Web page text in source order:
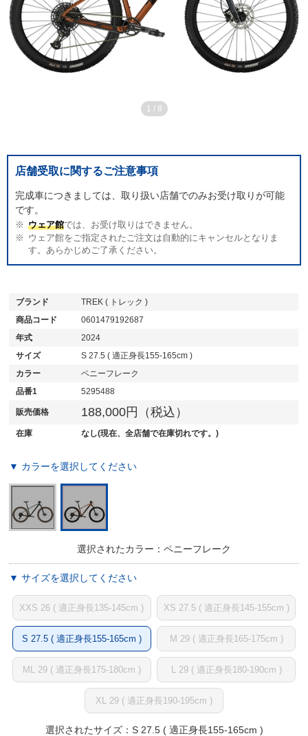
1 / 8
店舗受取に関するご注意事項
完成車につきましては、取り扱い店舗でのみお受け取りが可能
です。
ウェア館では、お受け取りはできません。
ウェア館をご指定されたご注文は自動的にキャンセルとなりま
す。あらかじめご了承ください。
ブランド
TREK ( トレック )
商品コード
0601479192687
年式
2024
サイズ
S 27.5 ( 適正身長155-165cm )
カラー
ペニーフレーク
品番1
5295488
販売価格 188,000円（税込）
在庫 なし(現在、全店舗で在庫切れです。)
▼ カラーを選択してください
選択されたカラー：ペニーフレーク
▼ サイズを選択してください
XXS 26 ( 適正身長135-145cm ) XS 27.5 ( 適正身長145-155cm )
S 27.5 ( 適正身長155-165cm ) M 29 ( 適正身長165-175cm )
ML 29 ( 適正身長175-180cm ) L 29 ( 適正身長180-190cm )
XL 29 ( 適正身長190-195cm )
選択されたサイズ：S 27.5 ( 適正身長155-165cm )